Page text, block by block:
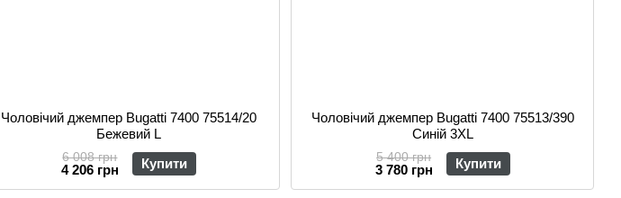
Чоловічий джемпер Bugatti 7400 75514/20
Бежевий L
6 008 грн
4 206 грн Купити
Чоловічий джемпер Bugatti 7400 75513/390
Синій 3XL
5 400 грн
3 780 грн Купити